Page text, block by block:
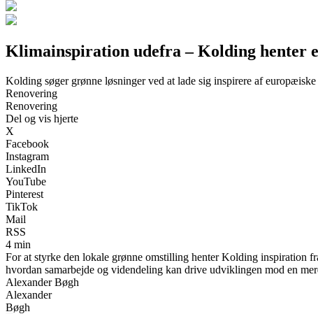
Klimainspiration udefra – Kolding henter
Kolding søger grønne løsninger ved at lade sig inspirere af
Renovering
Renovering
Del og vis hjerte
X
Facebook
Instagram
LinkedIn
YouTube
Pinterest
TikTok
Mail
RSS
4 min
For at styrke den lokale grønne omstilling henter Kolding inspiration
hvordan samarbejde og videndeling kan drive udviklingen mod en
Alexander Bøgh
Alexander
Bøgh